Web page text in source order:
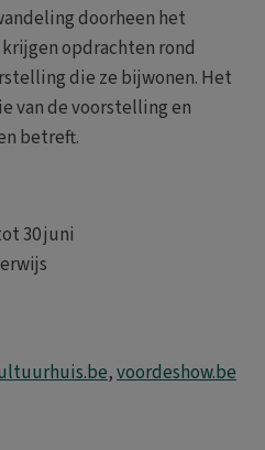
doorheen het
opdrachten rond
die ze bijwonen. Het
van de voorstelling en
betreft.
30 juni
,voordeshow.be